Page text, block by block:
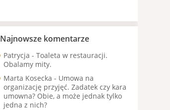
Najnowsze komentarze
Patrycja - Toaleta w restauracji.
Obalamy mity.
Marta Kosecka - Umowa na
organizację przyjęć. Zadatek czy kara
umowna? Obie, a może jednak tylko
jedna z nich?